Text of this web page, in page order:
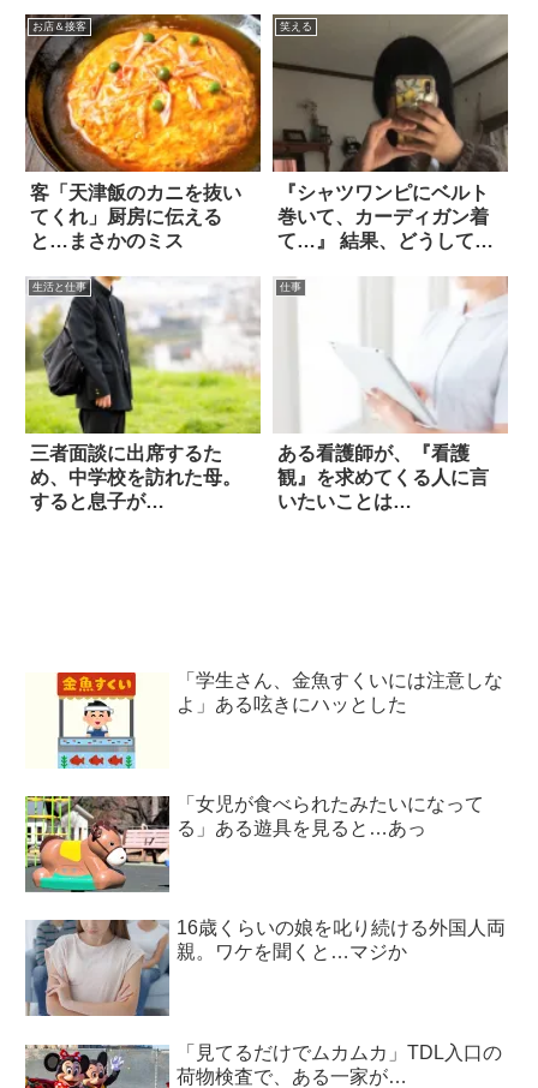
お店＆接客
客「天津飯のカニを抜い
てくれ」厨房に伝える
と…まさかのミス
笑える
『シャツワンピにベルト
巻いて、カーディガン着
て…』 結果、どうしてこ
生活と仕事
三者面談に出席するた
め、中学校を訪れた母。
すると息子が…
仕事
ある看護師が、『看護
観』を求めてくる人に言
いたいことは…
「学生さん、金魚すくいには注意しな
よ」ある呟きにハッとした
「女児が食べられたみたいになって
る」ある遊具を見ると…あっ
16歳くらいの娘を叱り続ける外国人両
親。ワケを聞くと…マジか
「見てるだけでムカムカ」TDL入口の
荷物検査で、ある一家が…